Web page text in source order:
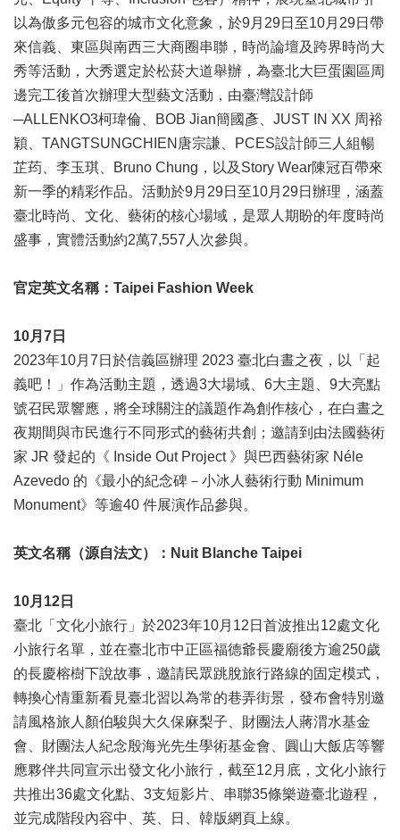
開
資
訊
聯
絡
訊
影
音
專
區
回
頁
網
站
導
覽
陳
情
系
雙
詞
彙
台
北
通
English
易
讀
專
區
以為傲多元包容的城市文化意象，於9月29日至10月29日帶
來信義、東區與南西三大商圈串聯，時尚論壇及跨界時尚大
秀等活動，大秀選定於松菸大道舉辦，為臺北大巨蛋園區周
邊完工後首次辦理大型藝文活動，由臺灣設計師
─ALLENKO3柯瑋倫、BOB Jian簡國彥、JUST IN XX 周裕
穎、TANGTSUNGCHIEN唐宗謙、PCES設計師三人組暢
芷荺、李玉琪、Bruno Chung，以及Story Wear陳冠百帶來
新一季的精彩作品。活動於9月29日至10月29日辦理，涵蓋
臺北時尚、文化、藝術的核心場域，是眾人期盼的年度時尚
盛事，實體活動約2萬7,557人次參與。
官定英文名稱：Taipei Fashion Week
10月7日
2023年10月7日於信義區辦理 2023 臺北白晝之夜，以「起
義吧！」作為活動主題，透過3大場域、6大主題、9大亮點
號召民眾響應，將全球關注的議題作為創作核心，在白晝之
夜期間與市民進行不同形式的藝術共創；邀請到由法國藝術
家 JR 發起的《 Inside Out Project 》與巴西藝術家 Néle
Azevedo 的《最小的紀念碑－小冰人藝術行動 Minimum
Monument》等逾40 件展演作品參與。
英文名稱（源自法文）：Nuit Blanche Taipei
10月12日
臺北「文化小旅行」於2023年10月12日首波推出12處文化
小旅行名單，並在臺北市中正區福德爺長慶廟後方逾250歲
的長慶榕樹下說故事，邀請民眾跳脫旅行路線的固定模式，
轉換心情重新看見臺北習以為常的巷弄街景，發布會特別邀
請風格旅人顏伯駿與大久保麻梨子、財團法人蔣渭水基金
會、財團法人紀念殷海光先生學術基金會、圓山大飯店等響
應夥伴共同宣示出發文化小旅行，截至12月底，文化小旅行
共推出36處文化點、3支短影片、串聯35條樂遊臺北遊程，
並完成階段內容中、英、日、韓版網頁上線。